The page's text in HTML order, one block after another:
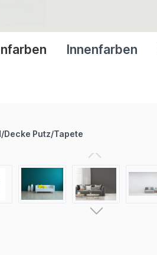
Innenfarben
Decke Putz/Tapete